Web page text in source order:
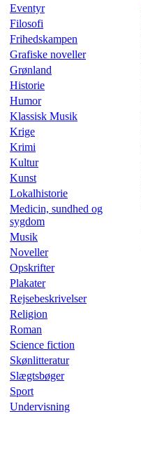
Eventyr
Filosofi
Frihedskampen
Grafiske noveller
Grønland
Historie
Humor
Klassisk Musik
Krige
Krimi
Kultur
Kunst
Lokalhistorie
Medicin, sundhed og
sygdom
Musik
Noveller
Opskrifter
Plakater
Rejsebeskrivelser
Religion
Roman
Science fiction
Skønlitteratur
Slægtsbøger
Sport
Undervisning